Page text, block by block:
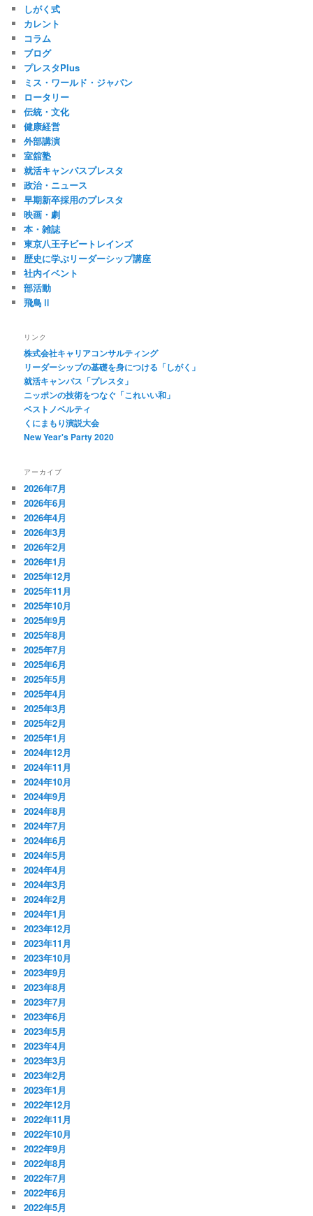
しがく式
カレント
コラム
ブログ
プレスタPlus
ミス・ワールド・ジャパン
ロータリー
伝統・文化
健康経営
外部講演
室舘塾
就活キャンパスプレスタ
政治・ニュース
早期新卒採用のプレスタ
映画・劇
本・雑誌
東京八王子ビートレインズ
歴史に学ぶリーダーシップ講座
社内イベント
部活動
飛鳥Ⅱ
リンク
株式会社キャリアコンサルティング
リーダーシップの基礎を身につける「しがく」
就活キャンパス「プレスタ」
ニッポンの技術をつなぐ「これいい和」
ベストノベルティ
くにまもり演説大会
New Year's Party 2020
アーカイブ
2026年7月
2026年6月
2026年4月
2026年3月
2026年2月
2026年1月
2025年12月
2025年11月
2025年10月
2025年9月
2025年8月
2025年7月
2025年6月
2025年5月
2025年4月
2025年3月
2025年2月
2025年1月
2024年12月
2024年11月
2024年10月
2024年9月
2024年8月
2024年7月
2024年6月
2024年5月
2024年4月
2024年3月
2024年2月
2024年1月
2023年12月
2023年11月
2023年10月
2023年9月
2023年8月
2023年7月
2023年6月
2023年5月
2023年4月
2023年3月
2023年2月
2023年1月
2022年12月
2022年11月
2022年10月
2022年9月
2022年8月
2022年7月
2022年6月
2022年5月